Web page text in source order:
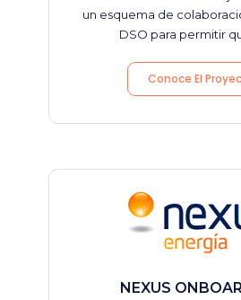
un esquema de
DSO para permitir
Conoce El
NEXUS